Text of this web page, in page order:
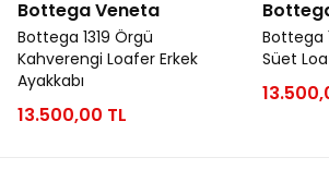
Bottega Veneta
Bottega 1319 Örgü
Kahverengi Loafer Erkek
Ayakkabı
13.500,00 TL
Bottega
Süet